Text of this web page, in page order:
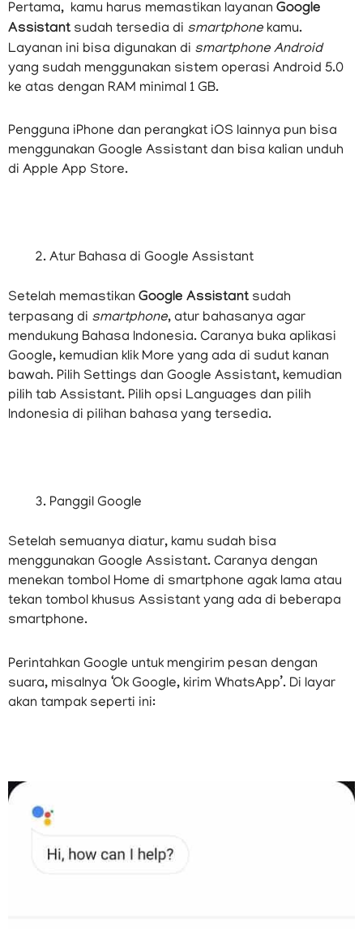
Pertama, kamu harus memastikan layanan Google
Assistant sudah tersedia di smartphone kamu.
Layanan ini bisa digunakan di smartphone Android
yang sudah menggunakan sistem operasi Android 5.0
ke atas dengan RAM minimal 1 GB.
Pengguna iPhone dan perangkat iOS lainnya pun bisa
menggunakan Google Assistant dan bisa kalian unduh
di Apple App Store.
Atur Bahasa di Google Assistant
Setelah memastikan Google Assistant sudah
terpasang di smartphone, atur bahasanya agar
mendukung Bahasa Indonesia. Caranya buka aplikasi
Google, kemudian klik More yang ada di sudut kanan
bawah. Pilih Settings dan Google Assistant, kemudian
pilih tab Assistant. Pilih opsi Languages dan pilih
Indonesia di pilihan bahasa yang tersedia.
Panggil Google
Setelah semuanya diatur, kamu sudah bisa
menggunakan Google Assistant. Caranya dengan
menekan tombol Home di smartphone agak lama atau
tekan tombol khusus Assistant yang ada di beberapa
smartphone.
Perintahkan Google untuk mengirim pesan dengan
suara, misalnya ‘Ok Google, kirim WhatsApp’. Di layar
akan tampak seperti ini: